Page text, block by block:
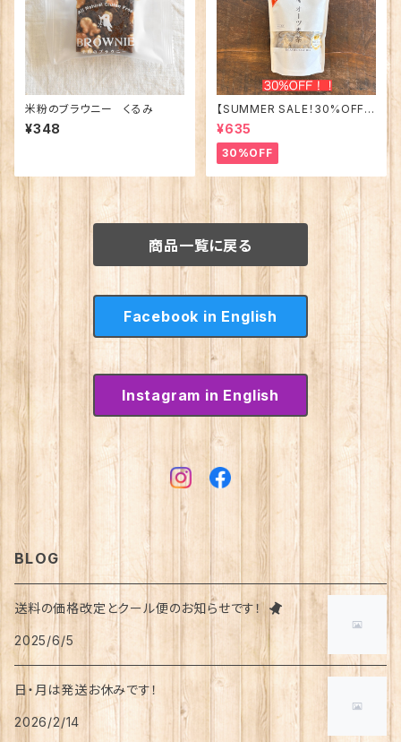
米粉のブラウニー くるみ
¥348
【SUMMER SALE！30%OFF!!
】ホトトギスファームのオーツ麦
茶☆便利なティーバッグタイプ
¥635
30%OFF
商品一覧に戻る
Facebook in English
Instagram in English
BLOG
送料の価格改定とクール便のお知らせです！
2025/6/5
日・月は発送お休みです！
2026/2/14